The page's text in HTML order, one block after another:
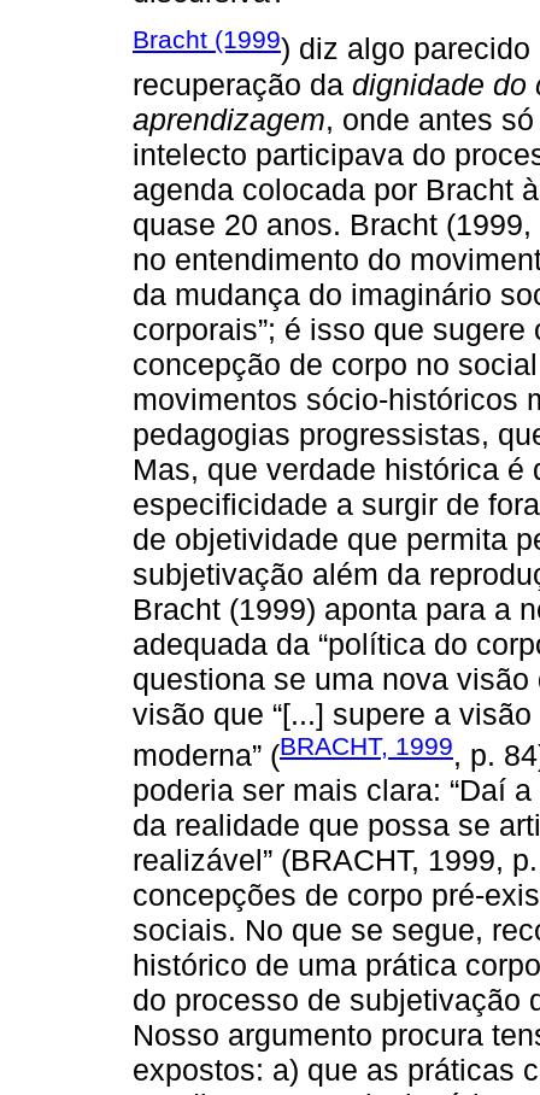
Bracht (1999) diz algo
recuperação da dignidade do
aprendizagem, onde antes
intelecto participava do
agenda colocada por Bracht
quase 20 anos. Bracht
no entendimento do
da mudança do imaginário
corporais”; é isso que
concepção de corpo no
movimentos sócio-históricos
pedagogias progressistas,
Mas, que verdade histórica
especificidade a surgir de
de objetividade que permita
subjetivação além da
Bracht (1999) aponta para a
adequada da “política do
questiona se uma nova
visão que “[...] supere a
moderna” (BRACHT, 1999, p.
poderia ser mais clara: “Daí
da realidade que possa se
realizável” (BRACHT, 1999,
concepções de corpo pré-
sociais. No que se segue,
histórico de uma prática
do processo de subjetivação
Nosso argumento procura
expostos: a) que as práticas